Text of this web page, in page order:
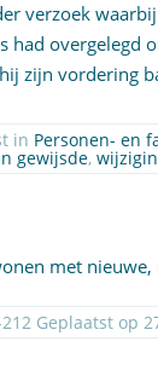
verzoek
had overgelegd
zijn vordering
in Personen- en
gewijsde,
met